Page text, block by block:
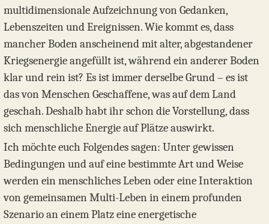
multidimensionale Aufzeichnung von Gedanken,
Lebenszeiten und Ereignissen. Wie kommt es, dass
mancher Boden anscheinend mit alter, abgestandener
Kriegsenergie angefüllt ist, während ein anderer Boden
klar und rein ist? Es ist immer derselbe Grund – es ist
das von Menschen Geschaffene, was auf dem Land
geschah. Deshalb habt ihr schon die Vorstellung, dass
sich menschliche Energie auf Plätze auswirkt.
Ich möchte euch Folgendes sagen: Unter gewissen
Bedingungen und auf eine bestimmte Art und Weise
werden ein menschliches Leben oder eine Interaktion
von gemeinsamen Multi-Leben in einem profunden
Szenario an einem Platz eine energetische